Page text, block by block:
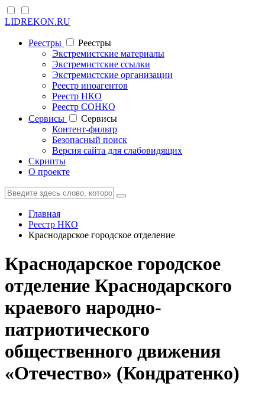
LIDREKON.RU
Реестры
Реестры
Экстремистские материалы
Экстремистские ссылки
Экстремистские организации
Реестр иноагентов
Реестр НКО
Реестр СОНКО
Cервисы
Cервисы
Контент-фильтр
Безопасный поиск
Версия сайта для слабовидящих
Скрипты
О проекте
Главная
Реестр НКО
Краснодарское городское отделение
Краснодарское городское
отделение Краснодарского
краевого народно-
патриотического
общественного движения
«Отечество» (Кондратенко)